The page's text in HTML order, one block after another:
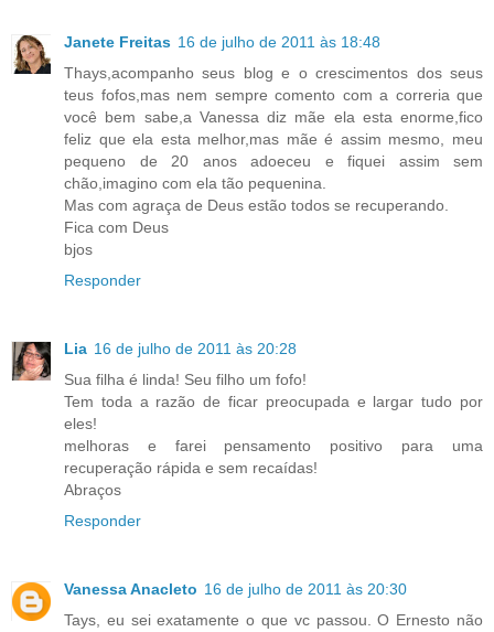
Janete Freitas 16 de julho de 2011 às 18:48
Thays,acompanho seus blog e o crescimentos dos seus
teus fofos,mas nem sempre comento com a correria que
você bem sabe,a Vanessa diz mãe ela esta enorme,fico
feliz que ela esta melhor,mas mãe é assim mesmo, meu
pequeno de 20 anos adoeceu e fiquei assim sem
chão,imagino com ela tão pequenina.
Mas com agraça de Deus estão todos se recuperando.
Fica com Deus
bjos
Responder
Lia 16 de julho de 2011 às 20:28
Sua filha é linda! Seu filho um fofo!
Tem toda a razão de ficar preocupada e largar tudo por
eles!
melhoras e farei pensamento positivo para uma
recuperação rápida e sem recaídas!
Abraços
Responder
Vanessa Anacleto 16 de julho de 2011 às 20:30
Tays, eu sei exatamente o que vc passou. O Ernesto não